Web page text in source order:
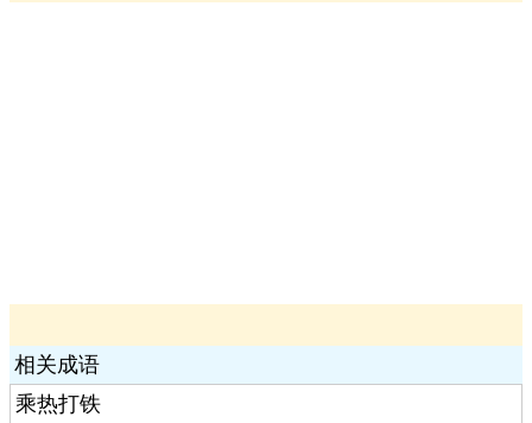
相关成语
乘热打铁